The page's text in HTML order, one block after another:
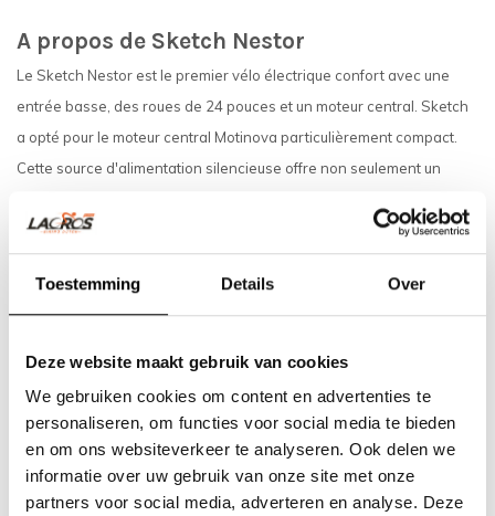
Toestemming Details Over
Deze website maakt gebruik van cookies
We gebruiken cookies om content en advertenties te
personaliseren, om functies voor social media te bieden
en om ons websiteverkeer te analyseren. Ook delen we
informatie over uw gebruik van onze site met onze
partners voor social media, adverteren en analyse. Deze
A propos de Sketch Nestor
Le Sketch Nestor est le premier vélo électrique confort avec une
entrée basse, des roues de 24 pouces et un moteur central. Sketch
a opté pour le moteur central Motinova particulièrement compact.
Cette source d'alimentation silencieuse offre non seulement un
de conduite pratique sur la route.
La "fonction intelligente" spéciale du Nestor est unique pour un vélo
électrique, dans laquelle l'assistance est automatiquement
Si vous emportez le vélo confort avec vous en vacances ou en
week-end, le guidon et les pédales sont faciles à plier. De cette
façon, vous pouvez facilement glisser le Nestor dans le coffre, la